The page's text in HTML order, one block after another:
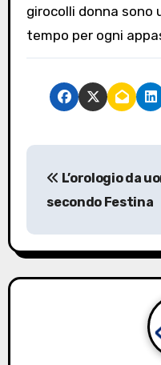
girocolli donna sono
tempo per ogni
N
v
i
L’orologio da
secondo Festina